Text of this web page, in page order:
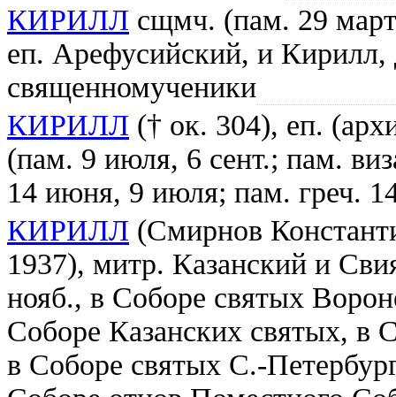
КИРИЛЛ сщмч. (пам. 29
еп. Арефусийский, и Кирилл,
священномученики
КИРИЛЛ († ок. 304), еп.
(пам. 9 июля, 6 сент.; пам.
14 июня, 9 июля; пам. греч.
КИРИЛЛ (Смирнов
1937), митр. Казанский и
нояб., в Соборе святых
Соборе Казанских святых, в
в Соборе святых С.-